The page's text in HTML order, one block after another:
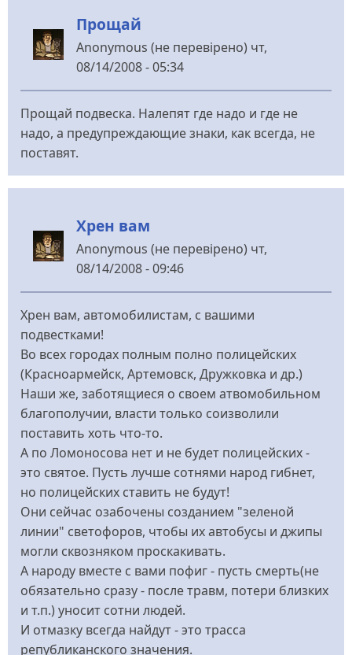
Прощай
Anonymous (не перевірено) чт,
08/14/2008 - 05:34
Прощай подвеска. Налепят где надо и где не
надо, а предупреждающие знаки, как всегда, не
поставят.
Хрен вам
Anonymous (не перевірено) чт,
08/14/2008 - 09:46
Хрен вам, автомобилистам, с вашими
подвестками!
Во всех городах полным полно полицейских
(Красноармейск, Артемовск, Дружковка и др.)
Наши же, заботящиеся о своем атвомобильном
благополучии, власти только соизволили
поставить хоть что-то.
А по Ломоносова нет и не будет полицейских -
это святое. Пусть лучше сотнями народ гибнет,
но полицейских ставить не будут!
Они сейчас озабочены созданием "зеленой
линии" светофоров, чтобы их автобусы и джипы
могли сквозняком проскакивать.
А народу вместе с вами пофиг - пусть смерть(не
обязательно сразу - после травм, потери близких
и т.п.) уносит сотни людей.
И отмазку всегда найдут - это трасса
републиканского значения.